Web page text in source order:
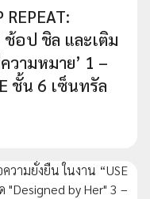
ช้อป ชิล และเติม
วามหมาย’ 1 –
ชั้น 6 เซ็นทรัล